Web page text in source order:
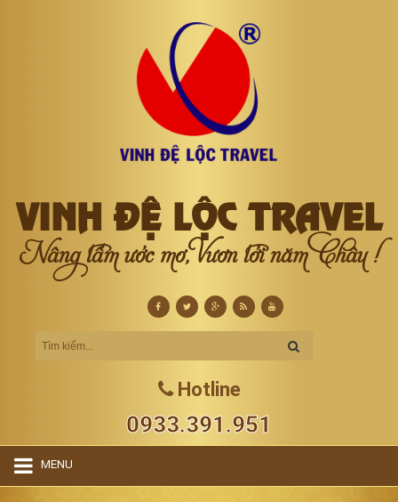
VINH ĐỆ LỘC TRAVEL
Nâng tầm ước mơ, Vươn tới năm Châu !
Hotline
0933.391.951
MENU